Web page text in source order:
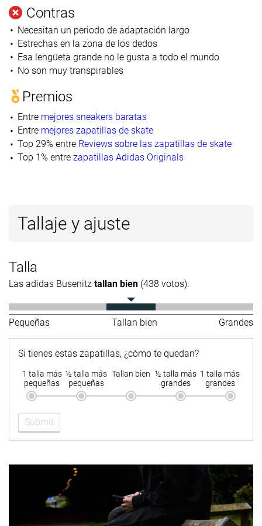
Contras
Necesitan un periodo de adaptación largo
Estrechas en la zona de los dedos
Esa lengüeta grande no le gusta a todo el mundo
No son muy transpirables
Premios
Entre mejores sneakers baratas
Entre mejores zapatillas de skate
Top 29% entre Reviews sobre las zapatillas de skate
Top 1% entre zapatillas Adidas Originals
Tallaje y ajuste
Talla
Las adidas Busenitz tallan bien (438 votos).
Pequeñas Tallan bien Grandes
Si tienes estas zapatillas, ¿cómo te quedan?
1 talla más
pequeñas
½ talla más
pequeñas
Tallan bien ½ talla más
grandes
1 talla más
grandes
Submit